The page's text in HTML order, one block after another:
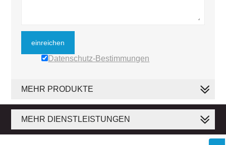
einreichen
Datenschutz-Bestimmungen
MEHR PRODUKTE
MEHR DIENSTLEISTUNGEN